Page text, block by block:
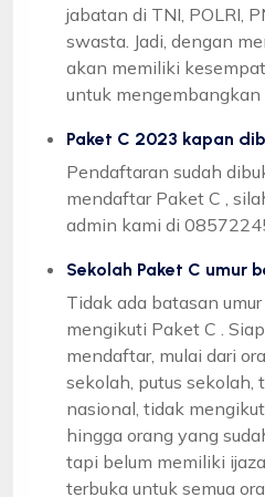
jabatan di TNI, POLRI,
swasta. Jadi, dengan
akan memiliki
untuk mengembangkan
Paket C 2023 kapan
Pendaftaran sudah
mendaftar Paket C ,
admin kami di
Sekolah Paket C umur
Tidak ada batasan
mengikuti Paket C .
mendaftar, mulai dari
sekolah, putus sekolah,
nasional, tidak
hingga orang yang
tapi belum memiliki
terbuka untuk semua